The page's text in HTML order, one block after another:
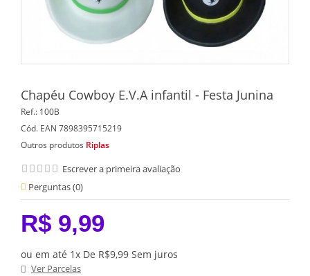
Chapéu Cowboy E.V.A infantil - Festa Junina
Ref.: 100B
Cód. EAN 7898395715219
Outros produtos Riplas
Escrever a primeira avaliação
Perguntas (0)
R$ 9,99
ou em até 1x De R$9,99 Sem juros
Ver Parcelas